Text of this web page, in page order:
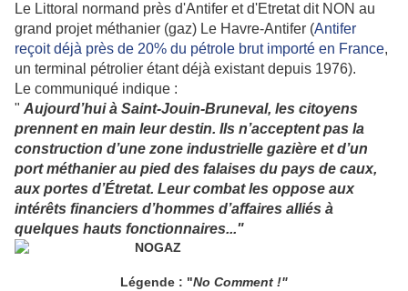
Le Littoral normand près d'Antifer et d'Etretat dit NON au
grand projet méthanier (gaz) Le Havre-Antifer (Antifer
reçoit déjà près de 20% du pétrole brut importé en France,
un terminal pétrolier étant déjà existant depuis 1976).
Le communiqué indique :
" Aujourd’hui à Saint-Jouin-Bruneval, les citoyens
prennent en main leur destin. Ils n’acceptent pas la
construction d’une zone industrielle gazière et d’un
port méthanier au pied des falaises du pays de caux,
aux portes d’Étretat. Leur combat les oppose aux
intérêts financiers d’hommes d’affaires alliés à
quelques hauts fonctionnaires..."
Légende : "No Comment !"